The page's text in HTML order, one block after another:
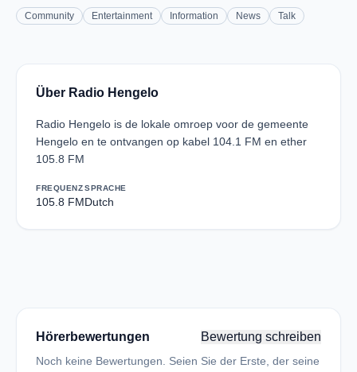
Community Entertainment Information News Talk
Über Radio Hengelo
Radio Hengelo is de lokale omroep voor de gemeente
Hengelo en te ontvangen op kabel 104.1 FM en ether
105.8 FM
FREQUENZ
105.8 FM
SPRACHE
Dutch
Hörerbewertungen Bewertung schreiben
Noch keine Bewertungen. Seien Sie der Erste, der seine